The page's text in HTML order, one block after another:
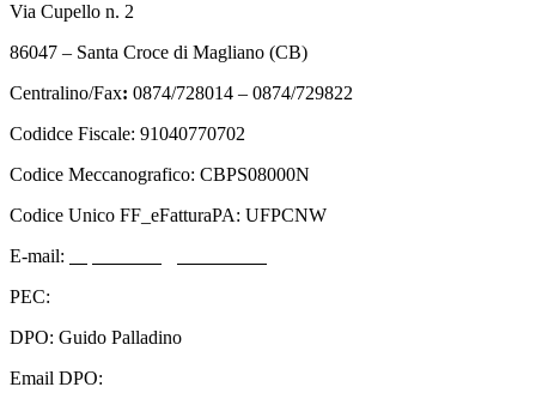
Via Cupello n. 2
86047 – Santa Croce di Magliano (CB)
Centralino/Fax: 0874/728014 – 0874/729822
Codidce Fiscale: 91040770702
Codice Meccanografico: CBPS08000N
Codice Unico FF_eFatturaPA: UFPCNW
E-mail:
PEC:
DPO: Guido Palladino
Email DPO: